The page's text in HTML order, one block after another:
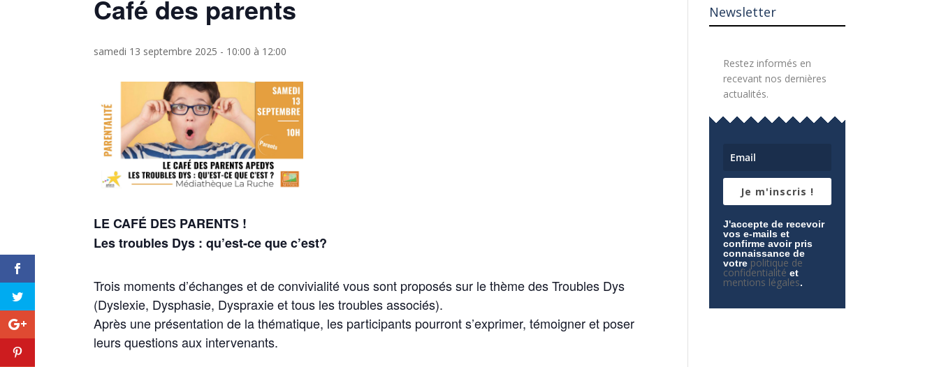
Café des parents
samedi 13 septembre 2025 - 10:00 à 12:00
LE CAFÉ DES PARENTS !
Les troubles Dys : qu’est-ce que c’est?
Trois moments d’échanges et de convivialité vous sont proposés sur le thème des Troubles Dys
(Dyslexie, Dysphasie, Dyspraxie et tous les troubles associés).
Après une présentation de la thématique, les participants pourront s’exprimer, témoigner et poser
leurs questions aux intervenants.
Newsletter
Restez informés en
recevant nos dernières
actualités.
Je m'inscris !
J'accepte de recevoir
vos e-mails et
confirme avoir pris
connaissance de
votre politique de
confidentialité et
mentions légales.